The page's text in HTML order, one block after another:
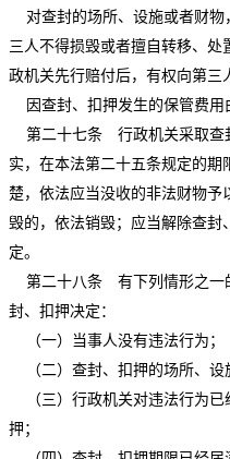
对查封的场所、设施或者财物
三人不得损毁或者擅自转移、
政机关先行赔付后，有权向第三
因查封、扣押发生的保管费用
第二十七条 行政机关采取查
实，在本法第二十五条规定的
楚，依法应当没收的非法财物予
毁的，依法销毁；应当解除查
定。
第二十八条 有下列情形之一
封、扣押决定：
（一）当事人没有违法行为；
（二）查封、扣押的场所、设
（三）行政机关对违法行为已
押；